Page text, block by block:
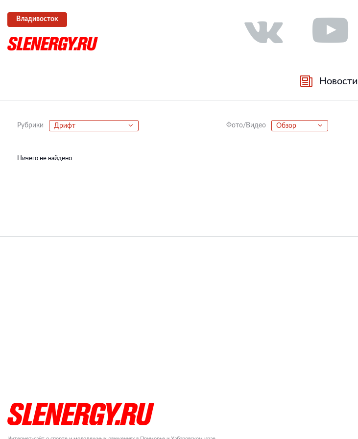
Владивосток
Новости
Рубрики Дрифт Фото/Видео Обзор
Ничего не найдено